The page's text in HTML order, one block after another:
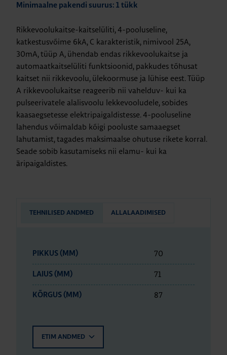
Minimaalne pakendi suurus: 1 tükk
Rikkevoolukaitse-kaitselüliti, 4-pooluseline,
katkestusvõime 6kA, C karakteristik, nimivool 25A,
30mA, tüüp A, ühendab endas rikkevoolukaitse ja
automaatkaitselüliti funktsioonid, pakkudes tõhusat
kaitset nii rikkevoolu, ülekoormuse ja lühise eest. Tüüp
A rikkevoolukaitse reageerib nii vahelduv- kui ka
pulseerivatele alalisvoolu lekkevooludele, sobides
kaasaegsetesse elektripaigaldistesse. 4-pooluseline
lahendus võimaldab kõigi pooluste samaaegset
lahutamist, tagades maksimaalse ohutuse rikete korral.
Seade sobib kasutamiseks nii elamu- kui ka
äripaigaldistes.
TEHNILISED ANDMED ALLALAADIMISED
PIKKUS (MM) 70
LAIUS (MM) 71
KÕRGUS (MM) 87
ETIM ANDMED